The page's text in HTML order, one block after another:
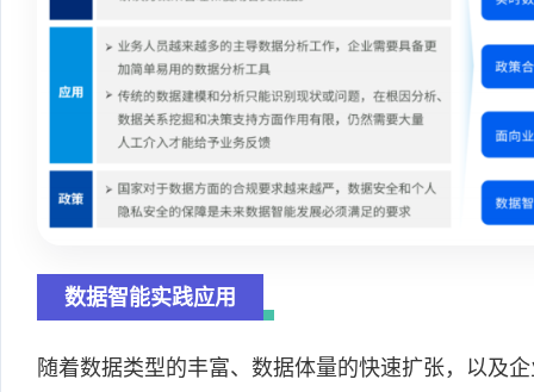
数据智能实践应用
随着数据类型的丰富、数据体量的快速扩张，以及